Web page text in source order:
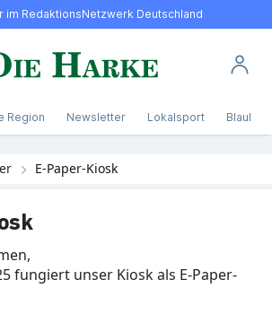
im RedaktionsNetzwerk Deutschland
Region Newsletter Lokalsport Blaulicht
E-Paper-Kiosk
fungiert unser Kiosk als E-Paper-